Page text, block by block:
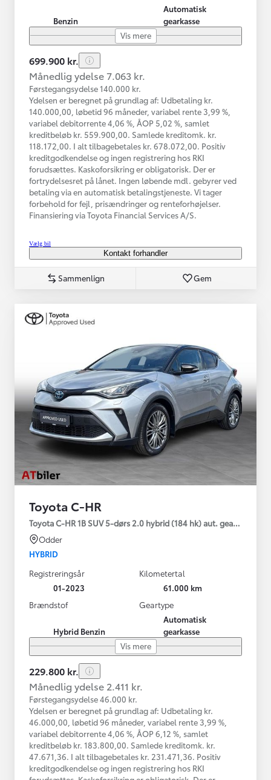
Benzin
Automatisk
gearkasse
Vis mere
699.900 kr.
Månedlig ydelse 7.063 kr.
Førstegangsydelse 140.000 kr.
Ydelsen er beregnet på grundlag af: Udbetaling kr.
140.000,00, løbetid 96 måneder, variabel rente 3,99 %,
variabel debitorrente 4,06 %, ÅOP 5,02 %, samlet
kreditbeløb kr. 559.900,00. Samlede kreditomk. kr.
118.172,00. I alt tilbagebetales kr. 678.072,00. Positiv
kreditgodkendelse og ingen registrering hos RKI
forudsættes. Kaskoforsikring er obligatorisk. Der er
fortrydelsesret på lånet. Ingen løbende mdl. gebyrer ved
betaling via en automatisk betalingstjeneste. Vi tager
forbehold for fejl, prisændringer og renteforhøjelser.
Finansiering via Toyota Financial Services A/S.
Vælg bil
Kontakt forhandler
Sammenlign Gem
Toyota C-HR
Toyota C-HR 1B SUV 5-dørs 2.0 hybrid (184 hk) aut. gear C-HIC
Odder
HYBRID
Registreringsår
01-2023
Kilometertal
61.000 km
Brændstof
Hybrid Benzin
Geartype
Automatisk
gearkasse
Vis mere
229.800 kr.
Månedlig ydelse 2.411 kr.
Førstegangsydelse 46.000 kr.
Ydelsen er beregnet på grundlag af: Udbetaling kr.
46.000,00, løbetid 96 måneder, variabel rente 3,99 %,
variabel debitorrente 4,06 %, ÅOP 6,12 %, samlet
kreditbeløb kr. 183.800,00. Samlede kreditomk. kr.
47.671,36. I alt tilbagebetales kr. 231.471,36. Positiv
kreditgodkendelse og ingen registrering hos RKI